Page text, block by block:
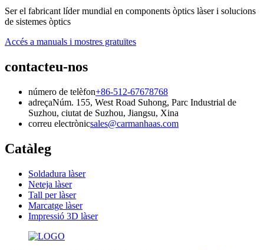
Ser el fabricant líder mundial en components òptics làser i solucions
de sistemes òptics
Accés a manuals i mostres gratuïtes
contacteu-nos
número de telèfon+86-512-67678768
adreçaNúm. 155, West Road Suhong, Parc Industrial de
Suzhou, ciutat de Suzhou, Jiangsu, Xina
correu electrònicsales@carmanhaas.com
Catàleg
Soldadura làser
Neteja làser
Tall per làser
Marcatge làser
Impressió 3D làser